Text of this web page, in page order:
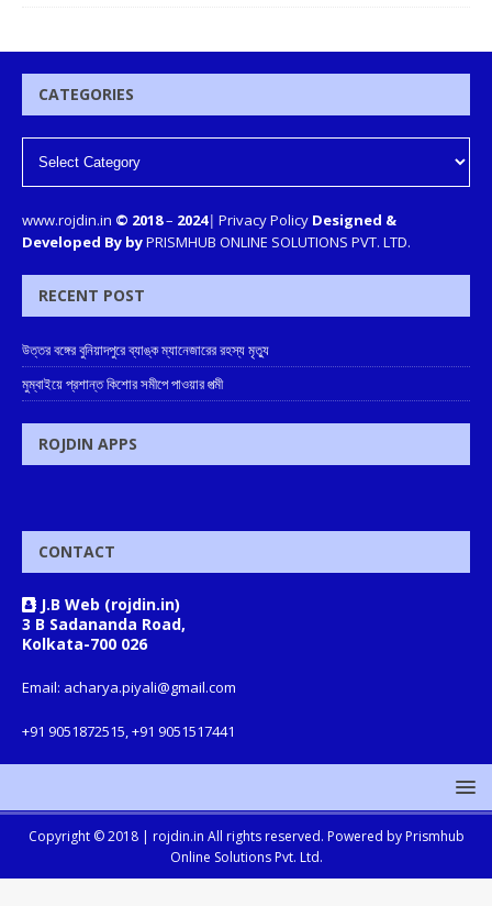
CATEGORIES
www.rojdin.in © 2018– 2024| Privacy Policy Designed &
Developed By byPRISMHUB ONLINE SOLUTIONS PVT. LTD.
RECENT POST
উত্তর বঙ্গের বুনিয়াদপুরে ব্যাঙ্ক ম্যানেজারের রহস্য মৃত্যু
মুম্বাইয়ে প্রশান্ত কিশোর সমীপে পাওয়ার পত্মী
ROJDIN APPS
CONTACT
J.B Web (rojdin.in)
3 B Sadananda Road,
Kolkata-700 026
Email: acharya.piyali@gmail.com
+91 9051872515, +91 9051517441
Copyright © 2018 | rojdin.in All rights reserved. Powered by Prismhub
Online Solutions Pvt. Ltd.